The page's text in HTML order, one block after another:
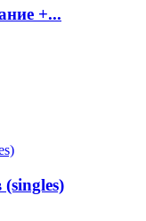
+...